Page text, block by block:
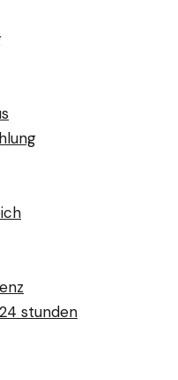
stunden